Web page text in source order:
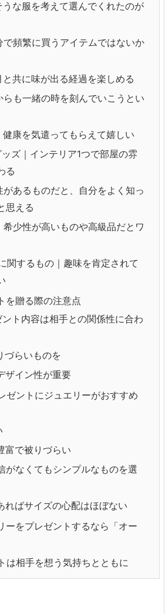
うな服を考えて選んでくれたのが
で頻繁に買うアイテムではないか
共に味が出る経過を楽しめる
らも一緒の時を刻んでいこうとい
康を気遣ってもらえて嬉しい
ズ｜インテリア1つで部屋の雰
る
があるものだと、自分をよく知っ
思える
希少性が高いものや高級品だとワ
関するもの｜趣味を肯定されて
を贈る際の注意点
ト内容は相手との関係性に合わ
づらいものを
ザイン性が重要
ゼントにジュエリーがおすすめ
富で被りづらい
がなくてもシンプルなものを選
ればサイズの心配はほぼない
ーをプレゼントするなら「オー
は相手を想う気持ちとともに